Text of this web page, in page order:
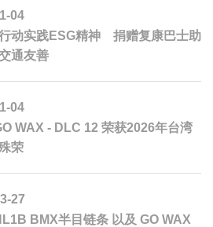
04
动实践ESG精神 捐赠复康巴士助
通友善
04
WAX - DLC 12 荣获2026年台湾
荣
27
BMX半目链条 以及 GO WAX